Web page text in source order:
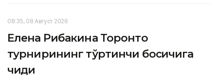
08:35, 08 Август 2026
Елена Рибакина Торонто
турнирининг тўртинчи босқичига
чиқди